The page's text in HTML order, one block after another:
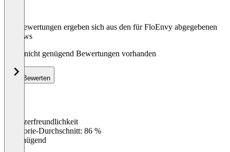
Die Bewertungen ergeben sich aus den für FloEnvy abgegebenen
Reviews
Noch nicht genügend Bewertungen vorhanden
Bewerten
Benutzerfreundlichkeit
Kategorie-Durchschnitt: 86 %
Ungenügend